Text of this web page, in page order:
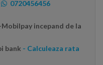
0720456456
incepand de la
bank - Calculeaza rata